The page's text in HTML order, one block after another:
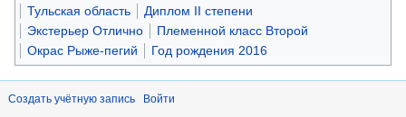
Тульская область
Диплом II степени
Экстерьер Отлично
Племенной класс Второй
Окрас Рыже-пегий
Год рождения 2016
Создать учётную запись Войти